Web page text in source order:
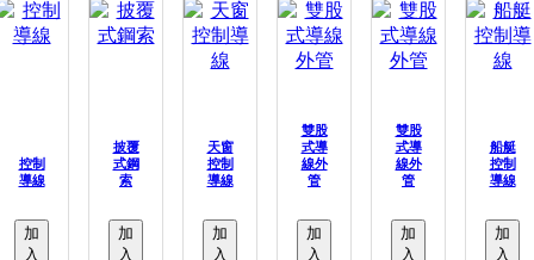
控制
導線
加
入
披覆
式鋼
索
加
入
天窗
控制
導線
加
入
雙股
式導
線外
管
加
入
雙股
式導
線外
管
加
入
船艇
控制
導線
加
入